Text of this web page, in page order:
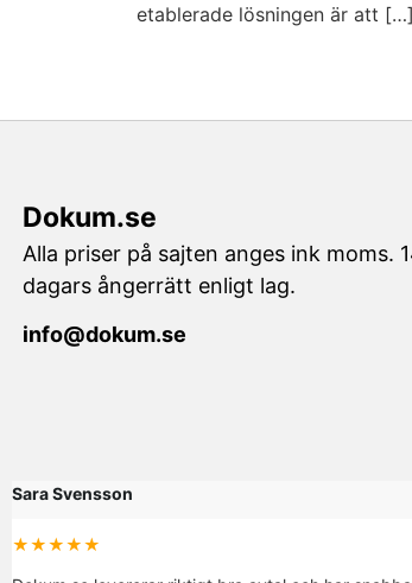
etablerade lösningen är att […]
Dokum.se
Alla priser på sajten anges ink moms.
dagars ångerrätt enligt lag.
info@dokum.se
Sara Svensson
★★★★★